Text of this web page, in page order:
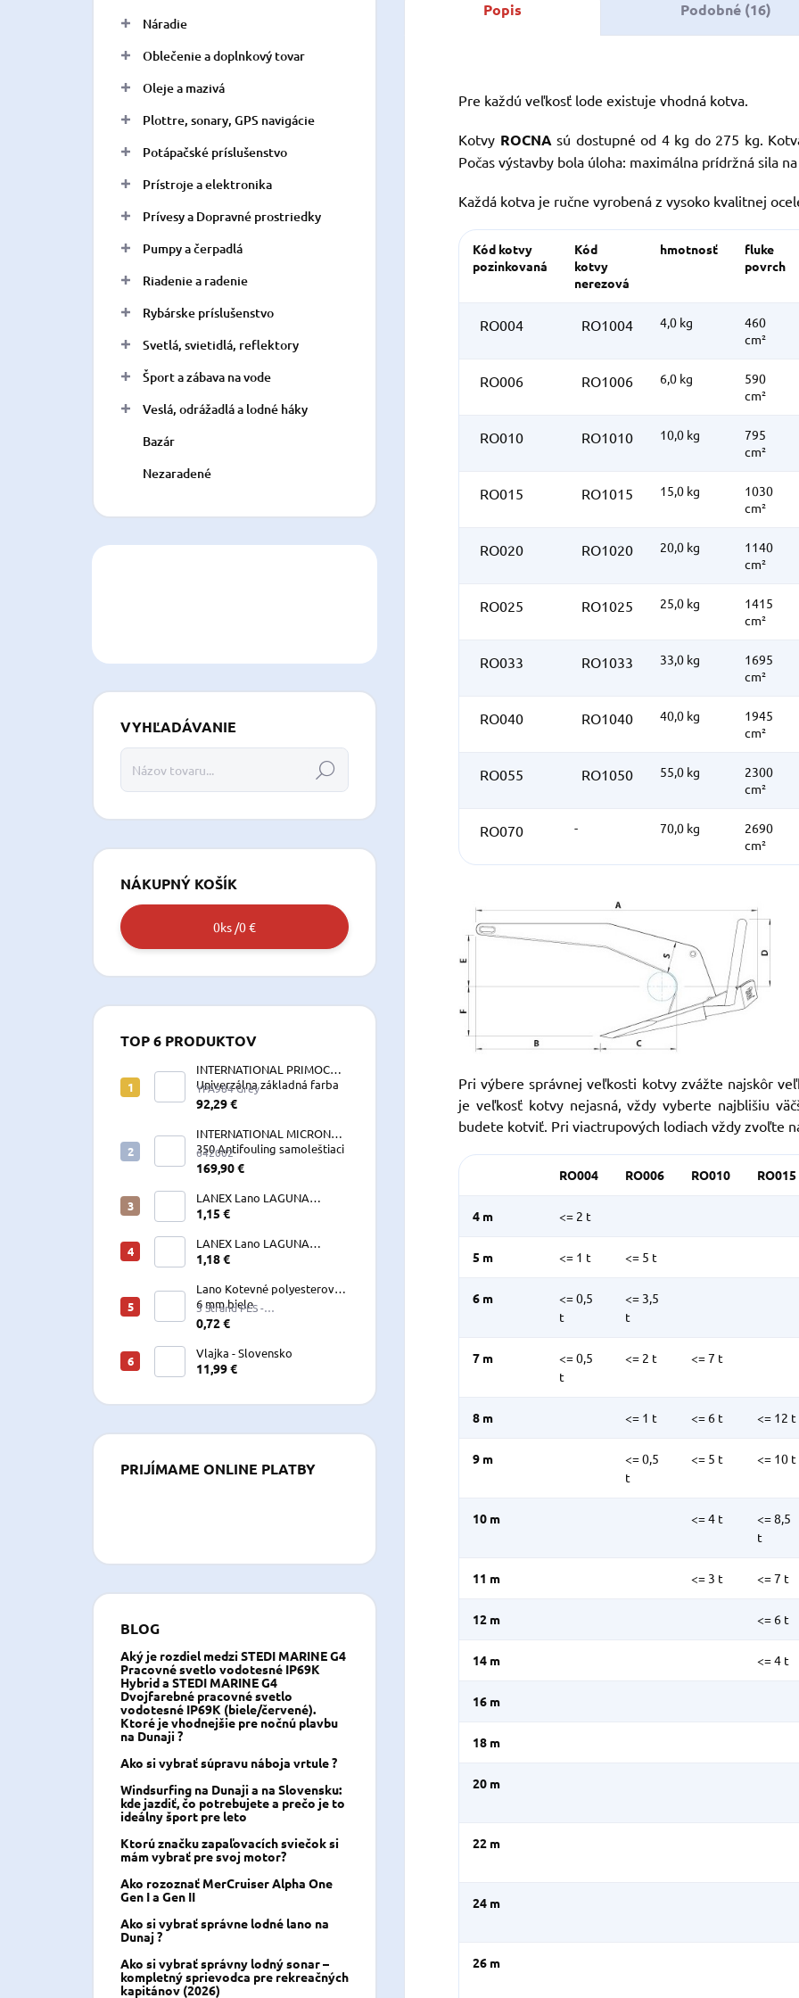
Náradie
Oblečenie a doplnkový tovar
Oleje a mazivá
Plottre, sonary, GPS navigácie
Potápačské príslušenstvo
Prístroje a elektronika
Prívesy a Dopravné prostriedky
Pumpy a čerpadlá
Riadenie a radenie
Rybárske príslušenstvo
Svetlá, svietidlá, reflektory
Šport a zábava na vode
Veslá, odrážadlá a lodné háky
Bazár
Nezaradené
VYHĽADÁVANIE
Hľadať
NÁKUPNÝ KOŠÍK
0ks /0 €
TOP 6 PRODUKTOV
INTERNATIONAL PRIMOCON
Univerzálna základná farba
2,5 L sivá
YPA984 Grey
92,29 €
INTERNATIONAL MICRON
350 Antifouling samoleštiaci
2,5 L
642002
169,90 €
LANEX Lano LAGUNA
vyväzovacie, kotevné
1,15 €
LANEX Lano LAGUNA
vyväzovacie, kotevné
1,18 €
Lano Kotevné polyesterové
6 mm biele
3 Strand PES -
W060LKE5A200R (122060)
0,72 €
Vlajka - Slovensko
11,99 €
PRIJÍMAME ONLINE PLATBY
BLOG
Aký je rozdiel medzi STEDI MARINE G4
Pracovné svetlo vodotesné IP69K
Hybrid a STEDI MARINE G4
Dvojfarebné pracovné svetlo
vodotesné IP69K (biele/červené).
Ktoré je vhodnejšie pre nočnú plavbu
na Dunaji ?
Ako si vybrať súpravu náboja vrtule ?
Windsurfing na Dunaji a na Slovensku:
kde jazdiť, čo potrebujete a prečo je to
ideálny šport pre leto
Ktorú značku zapaľovacích sviečok si
mám vybrať pre svoj motor?
Ako rozoznať MerCruiser Alpha One
Gen I a Gen II
Ako si vybrať správne lodné lano na
Dunaj ?
Ako si vybrať správny lodný sonar –
kompletný sprievodca pre rekreačných
kapitánov (2026)
Popis Podobné (16)
Pre každú veľkosť lode existuje vhodná kotva.
Kotvy ROCNA sú dostupné od 4 kg do 275 kg.
Počas výstavby bola úloha: maximálna prídržná sila
Každá kotva je ručne vyrobená z vysoko kvalitnej
Kód kotvy
pozinkovaná
Kód
kotvy
nerezová
hmotnosť
fluke
povrch
RO004 RO1004 4,0 kg
460
cm²
RO006 RO1006 6,0 kg
590
cm²
RO010 RO1010 10,0 kg
795
cm²
RO015 RO1015 15,0 kg
1030
cm²
RO020 RO1020 20,0 kg
1140
cm²
RO025 RO1025 25,0 kg
1415
cm²
RO033 RO1033 33,0 kg
1695
cm²
RO040 RO1040 40,0 kg
1945
cm²
RO055 RO1050 55,0 kg
2300
cm²
RO070 - 70,0 kg
2690
cm²
Pri výbere správnej veľkosti kotvy zvážte najskôr
je veľkosť kotvy nejasná, vždy vyberte najblišiu
budete kotviť. Pri viactrupových lodiach vždy zvoľte
RO004 RO006 RO010 RO015
4 m <= 2 t
5 m <= 1 t <= 5 t
6 m
<= 0,5
t
<= 3,5
t
7 m
<= 0,5
t
<= 2 t <= 7 t
8 m <= 1 t <= 6 t <= 12 t
9 m
<= 0,5
t
<= 5 t <= 10 t
10 m <= 4 t
<= 8,5
t
11 m <= 3 t <= 7 t
12 m <= 6 t
14 m <= 4 t
16 m
18 m
20 m
22 m
24 m
26 m